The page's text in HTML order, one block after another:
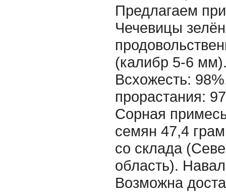
Предлагаем
Чечевицы
(калибр 5-6
Всхожесть:
прорастания:
Сорная
семян 47,4
со склада
область).
Возможна